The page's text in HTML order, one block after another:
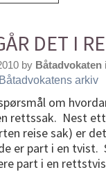
DET I
by Båtadvokaten
Båtadvokatens arkiv
om
rettssak. Nest
reise sak) er
er part i en tvist.
part i en